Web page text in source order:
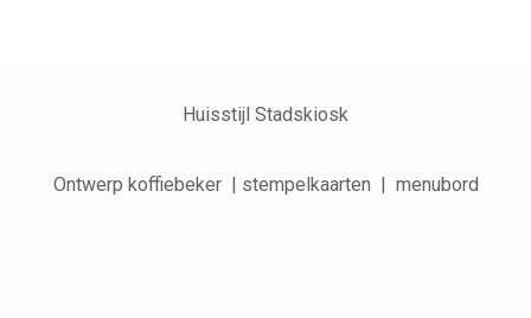
Huisstijl Stadskiosk
Ontwerp koffiebeker | stempelkaarten | menubord